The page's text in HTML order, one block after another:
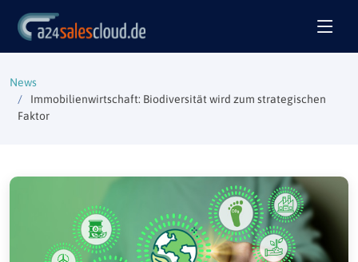
News
Immobilienwirtschaft: Biodiversität wird zum strategischen
Faktor